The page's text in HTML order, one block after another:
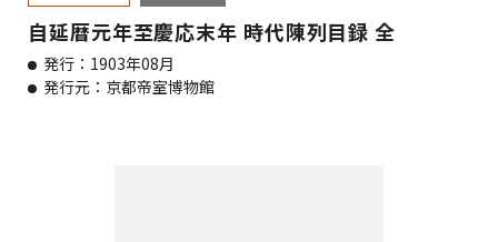
自延暦元年至慶応末年 時代陳列目録 全
発行：1903年08月
発行元：京都帝室博物館